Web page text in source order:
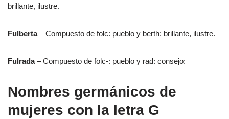
brillante, ilustre.
Fulberta– Compuesto de folc: pueblo y berth: brillante, ilustre.
Fulrada– Compuesto de folc-: pueblo y rad: consejo:
Nombres germánicos de
mujeres con la letra G